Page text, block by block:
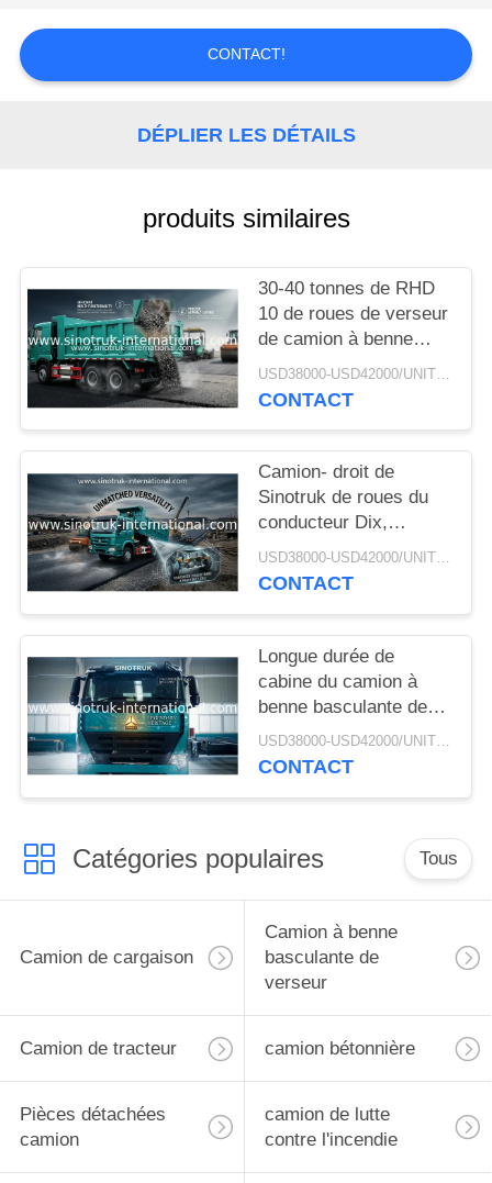
NOUS
CONTACTER
DEMANDEZ
PLAN
DU
SITE
POLITIQUE
DE
CONFIDENTIALITÉ
CONTACT!
DÉPLIER LES DÉTAILS
produits similaires
30-40 tonnes de RHD
10 de roues de verseur
de camion à benne
basculante SINOTRUK
HOWO A7 pour la
USD38000-USD42000/UNIT)negotiation MOQ:1 UNITÉ
CONTACT
Camion- droit de
Sinotruk de roues du
conducteur Dix,
camion à benne
basculante résistant
USD38000-USD42000/UNIT)negotiation MOQ:1 UNITÉ
CONTACT
Longue durée de
cabine du camion à
benne basculante de
verseur d'exploitation
de RHD SINOTRUK
USD38000-USD42000/UNIT)negotiation MOQ:1 UNITÉ
CONTACT
Catégories populaires Tous
Camion de cargaison
Camion à benne
basculante de
verseur
Camion de tracteur camion bétonnière
Pièces détachées
camion
camion de lutte
contre l'incendie